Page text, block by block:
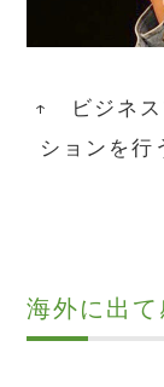
↑ ビジネス
ションを行
海外に出